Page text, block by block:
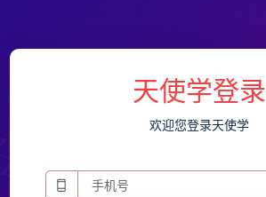
天使学登录
欢迎您登录天使学